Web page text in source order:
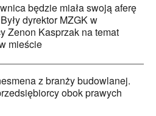
będzie miała swoją aferę
dyrektor MZGK w
Zenon Kasprzak na temat
mieście
z branży budowlanej.
obok prawych